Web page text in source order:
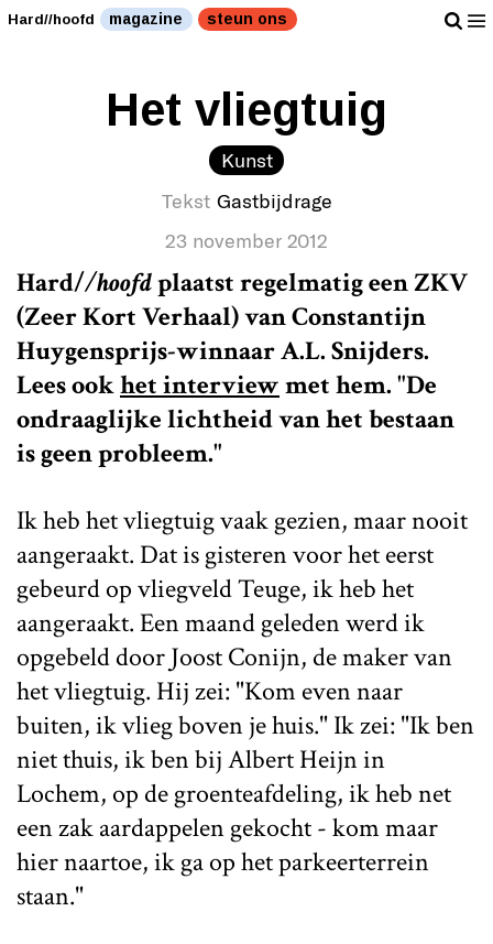
Hard//hoofd magazine steun ons
Het vliegtuig
Kunst
Tekst Gastbijdrage
23 november 2012
Hard//hoofdplaatst regelmatig een ZKV
(Zeer Kort Verhaal) van Constantijn
Huygensprijs-winnaar A.L. Snijders.
Lees ookhet interviewmet hem. "De
ondraaglijke lichtheid van het bestaan
is geen probleem."
Ik heb het vliegtuig vaak gezien, maar nooit
aangeraakt. Dat is gisteren voor het eerst
gebeurd op vliegveld Teuge, ik heb het
aangeraakt. Een maand geleden werd ik
opgebeld door Joost Conijn, de maker van
het vliegtuig. Hij zei: "Kom even naar
buiten, ik vlieg boven je huis." Ik zei: "Ik ben
niet thuis, ik ben bij Albert Heijn in
Lochem, op de groenteafdeling, ik heb net
een zak aardappelen gekocht - kom maar
hier naartoe, ik ga op het parkeerterrein
staan."